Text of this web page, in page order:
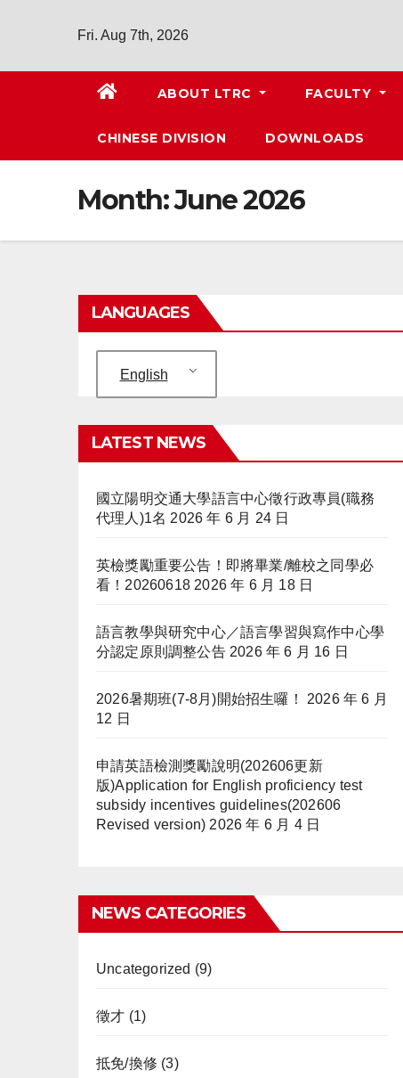
Fri. Aug 7th, 2026
ABOUT LTRC FACULTY
CHINESE DIVISION DOWNLOADS
Month:June 2026
LANGUAGES
English
LATEST NEWS
國立陽明交通大學語言中心徵行政專員(職務
代理人)1名 2026 年 6 月 24 日
英檢獎勵重要公告！即將畢業/離校之同學必
看！20260618 2026 年 6 月 18 日
語言教學與研究中心／語言學習與寫作中心學
分認定原則調整公告 2026 年 6 月 16 日
2026暑期班(7-8月)開始招生囉！
2026 年 6 月
12 日
申請英語檢測獎勵說明(202606更新
版)Application for English proficiency test
subsidy incentives guidelines(202606
Revised version) 2026 年 6 月 4 日
NEWS CATEGORIES
Uncategorized (9)
徵才 (1)
抵免/換修 (3)